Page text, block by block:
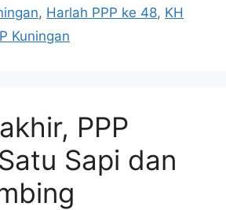
, Harlah PPP ke 48, KH
Kuningan
PPP
Sapi dan